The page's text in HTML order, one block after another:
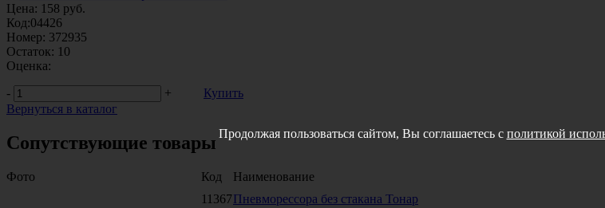
Цена: 158 руб.
Код:04426
Номер: 372935
Остаток: 10
Оценка:
-
+
Купить
Вернуться в каталог
Сопутствующие товары
Фото Код Наименование
11367Пневморессора без стакана Тонар
Продолжая пользоваться сайтом, Вы соглашаетесь с политикой